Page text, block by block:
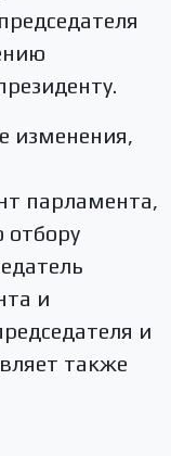
изменения,
парламента,
отбору
и
и
также